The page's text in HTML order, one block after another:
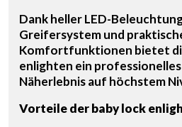
Dank heller LED-
Greifersystem und
Komfortfunktionen bietet
enlighten ein
Näherlebnis auf höchstem
Vorteile der baby lock